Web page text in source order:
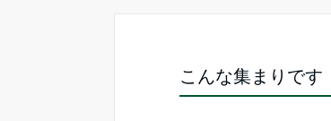
こんな集まりです